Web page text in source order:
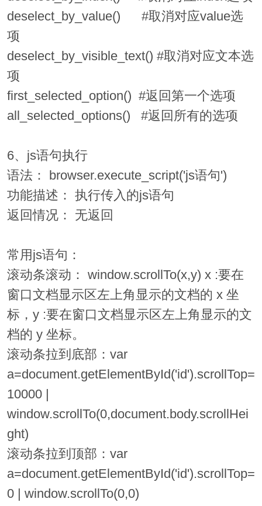
deselect_by_value() #取消对应value选
项
deselect_by_visible_text() #取消对应文本选
项
first_selected_option() #返回第一个选项
all_selected_options() #返回所有的选项
6、js语句执行
语法： browser.execute_script('js语句')
功能描述： 执行传入的js语句
返回情况： 无返回
常用js语句：
滚动条滚动： window.scrollTo(x,y) x :要在
窗口文档显示区左上角显示的文档的 x 坐
标，y :要在窗口文档显示区左上角显示的文
档的 y 坐标。
滚动条拉到底部：var
a=document.getElementById('id').scrollTop=
10000 |
window.scrollTo(0,document.body.scrollHei
ght)
滚动条拉到顶部：var
a=document.getElementById('id').scrollTop=
0 | window.scrollTo(0,0)